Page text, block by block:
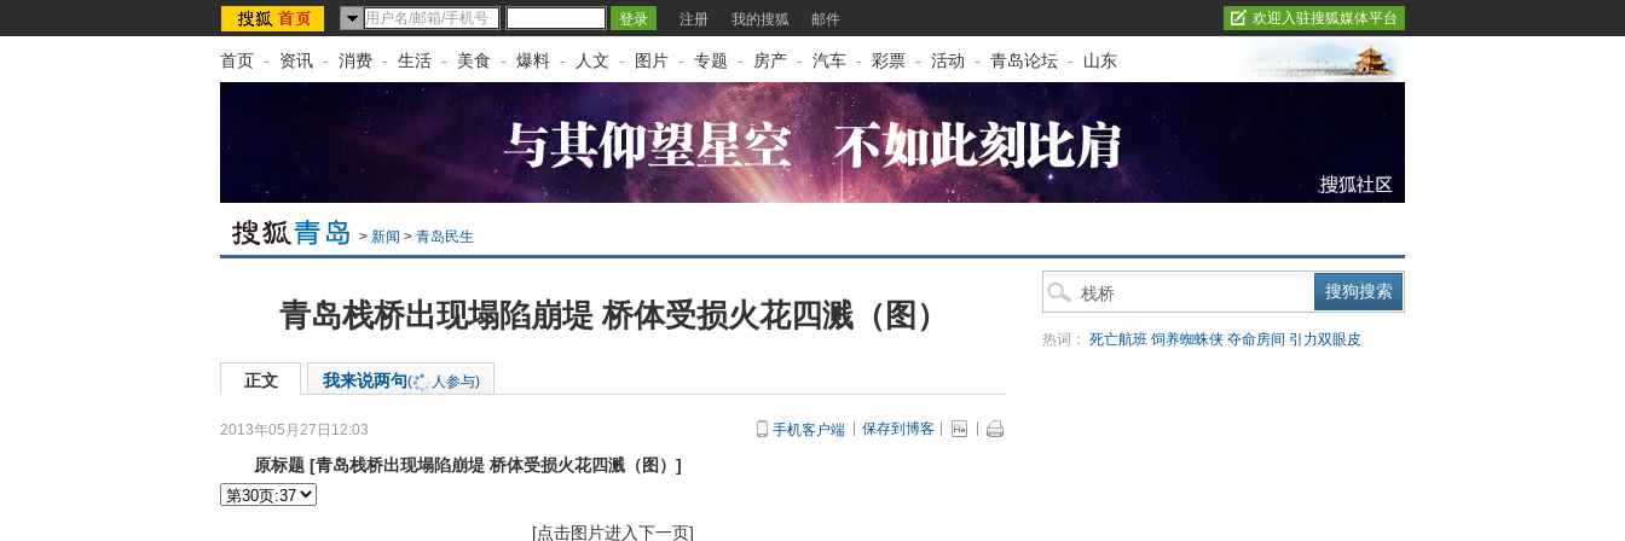
注册 我的搜狐 邮件 欢迎入驻搜狐媒体平台
首页 - 资讯 - 消费 - 生活 - 美食 - 爆料 - 人文 - 图片 - 专题 - 房产 - 汽车 - 彩票 - 活动 - 青岛论坛 - 山东
> 新闻 > 青岛民生
青岛栈桥出现塌陷崩堤 桥体受损火花四溅（图）
正文 我来说两句( 人参与)
2013年05月27日12:03
手机客户端 保存到博客
原标题 [青岛栈桥出现塌陷崩堤 桥体受损火花四溅（图） ]
[点击图片进入下一页]
热词： 死亡航班 饲养蜘蛛侠 夺命房间 引力双眼皮